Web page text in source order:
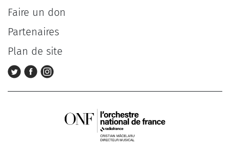
Faire un don
Partenaires
Plan de site